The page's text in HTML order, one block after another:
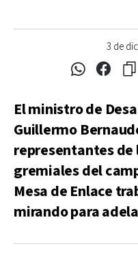
3 de
El ministro de
Guillermo
representantes
gremiales del
Mesa de Enlace
mirando para